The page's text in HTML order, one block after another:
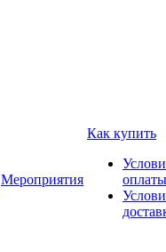
Мероприятия
Как купить
оплаты